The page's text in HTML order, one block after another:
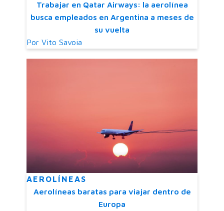
Trabajar en Qatar Airways: la aerolínea
busca empleados en Argentina a meses de
su vuelta
Por Vito Savoia
AEROLÍNEAS
Aerolíneas baratas para viajar dentro de
Europa